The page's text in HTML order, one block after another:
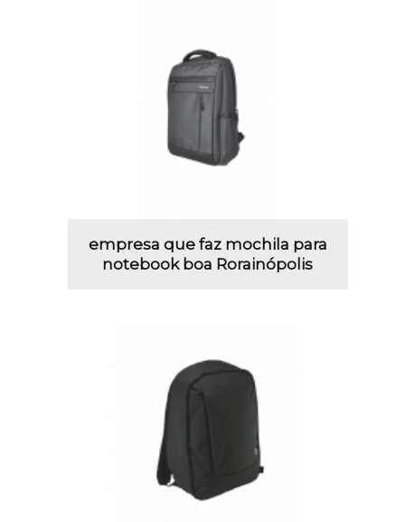
empresa que faz mochila para
notebook boa Rorainópolis